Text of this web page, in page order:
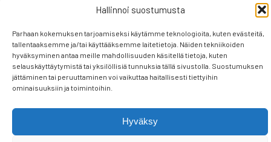
Hallinnoi suostumusta
Parhaan kokemuksen tarjoamiseksi käytämme teknologioita, kuten evästeitä,
tallentaaksemme ja/tai käyttääksemme laitetietoja. Näiden tekniikoiden
hyväksyminen antaa meille mahdollisuuden käsitellä tietoja, kuten
selauskäyttäytymistä tai yksilöllisiä tunnuksia tällä sivustolla. Suostumuksen
jättäminen tai peruuttaminen voi vaikuttaa haitallisesti tiettyihin
ominaisuuksiin ja toimintoihin.
Hyväksy
F
a
c
e
o
o
T
wi
tt
er
E
m
ail
h
ar
e
Kartanohotelli Karolineburg
Hotel Kajanus
Hotelli Sodankylä
Budget Hotel Raahe
Peurasuvanto Mökit & Camping
Tietotunturi Kelovilla